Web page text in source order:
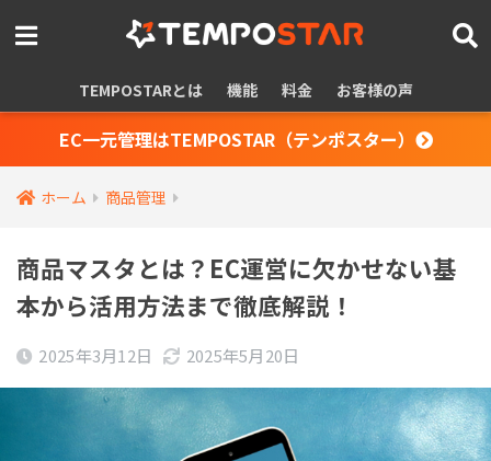
TEMPOSTARとは 機能 料金 お客様の声
EC一元管理はTEMPOSTAR（テンポスター）
ホーム 商品管理
商品マスタとは？EC運営に欠かせない基
本から活用方法まで徹底解説！
2025年3月12日 2025年5月20日